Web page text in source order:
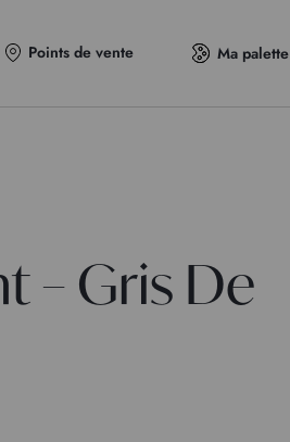
Points de vente Ma palette
– Gris De